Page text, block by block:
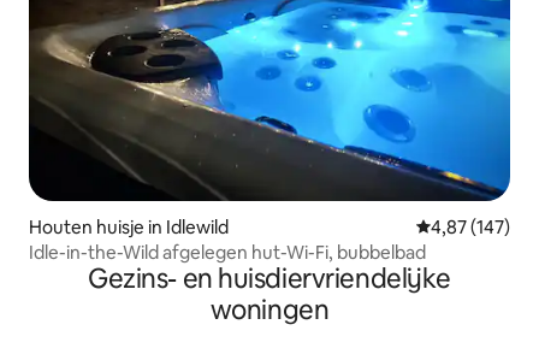
Houten huisje in Idlewild Gemiddelde
4,87 (147)
Idle-in-the-Wild afgelegen hut-Wi-Fi, bubbelbad
Gezins- en huisdiervriendelijke
woningen